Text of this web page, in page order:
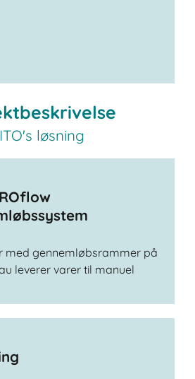
løsning
med gennemløbsrammer på
leverer varer til manuel